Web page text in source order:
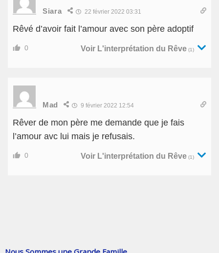
Siara 22 février 2022 03:31
Rêvé d’avoir fait l’amour avec son père adoptif
0 Voir L'interprétation du Rêve (1)
Mad 9 février 2022 12:54
Rêver de mon père me demande que je fais
l’amour avc lui mais je refusais.
0 Voir L'interprétation du Rêve (1)